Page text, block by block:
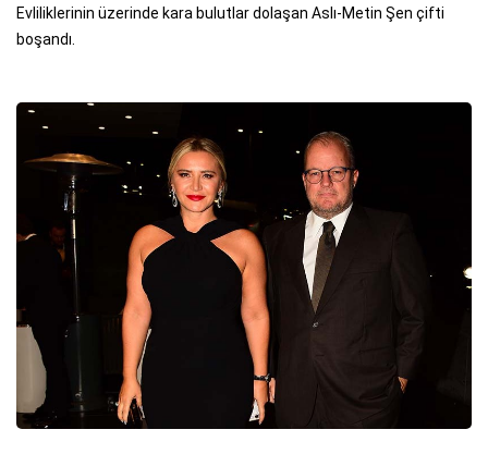
Evliliklerinin üzerinde kara bulutlar dolaşan Aslı-Metin Şen çifti
boşandı.